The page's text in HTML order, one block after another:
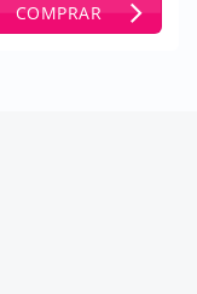
COMPRAR